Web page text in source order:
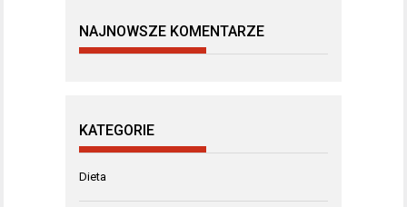
NAJNOWSZE KOMENTARZE
KATEGORIE
Dieta